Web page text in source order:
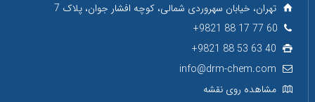
تهران، خیابان سهروردی شمالی، کوچه افشار جوان، پلاک 7
60 77 17 88 9821+
40 63 53 88 9821+
info@drm-chem.com
مشاهده روی نقشه